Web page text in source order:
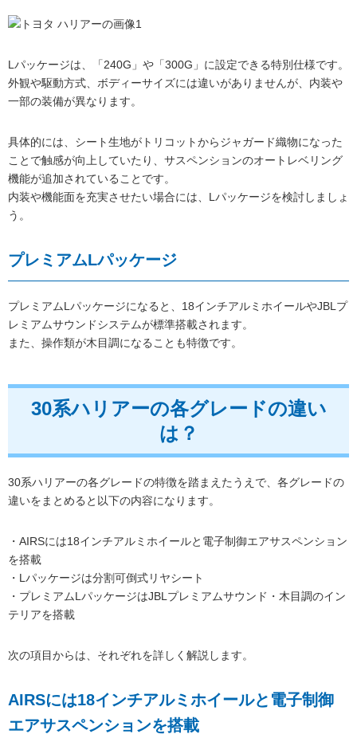
Lパッケージは、「240G」や「300G」に設定できる特別仕様です。
外観や駆動方式、ボディーサイズには違いがありませんが、内装や
一部の装備が異なります。
具体的には、シート生地がトリコットからジャガード織物になった
ことで触感が向上していたり、サスペンションのオートレベリング
機能が追加されていることです。
内装や機能面を充実させたい場合には、Lパッケージを検討しましょ
う。
プレミアムLパッケージ
プレミアムLパッケージになると、18インチアルミホイールやJBLプ
レミアムサウンドシステムが標準搭載されます。
また、操作類が木目調になることも特徴です。
30系ハリアーの各グレードの違い
は？
30系ハリアーの各グレードの特徴を踏まえたうえで、各グレードの
違いをまとめると以下の内容になります。
・AIRSには18インチアルミホイールと電子制御エアサスペンション
を搭載
・Lパッケージは分割可倒式リヤシート
・プレミアムLパッケージはJBLプレミアムサウンド・木目調のイン
テリアを搭載
次の項目からは、それぞれを詳しく解説します。
AIRSには18インチアルミホイールと電子制御
エアサスペンションを搭載